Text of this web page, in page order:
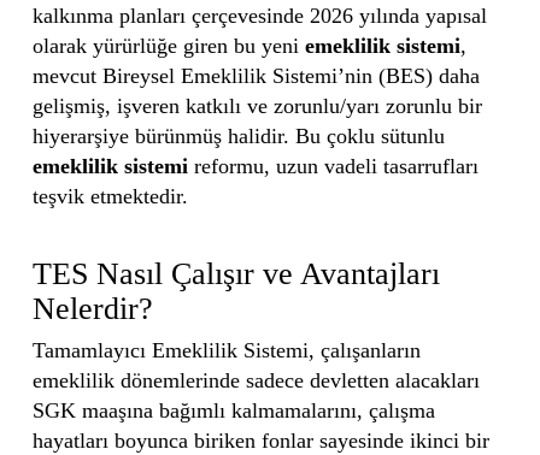
kalkınma planları çerçevesinde 2026 yılında yapısal
olarak yürürlüğe giren bu yeni emeklilik sistemi,
mevcut Bireysel Emeklilik Sistemi’nin (BES) daha
gelişmiş, işveren katkılı ve zorunlu/yarı zorunlu bir
hiyerarşiye bürünmüş halidir. Bu çoklu sütunlu
emeklilik sistemireformu, uzun vadeli tasarrufları
teşvik etmektedir.
TES Nasıl Çalışır ve Avantajları
Nelerdir?
Tamamlayıcı Emeklilik Sistemi, çalışanların
emeklilik dönemlerinde sadece devletten alacakları
SGK maaşına bağımlı kalmamalarını, çalışma
hayatları boyunca biriken fonlar sayesinde ikinci bir